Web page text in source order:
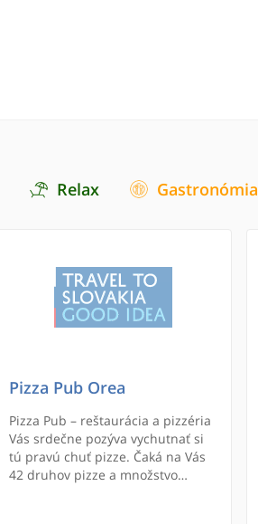
Relax Gastronómia
Pizza Pub Orea
Pizza Pub – reštaurácia a pizzéria
Vás srdečne pozýva vychutnať si
tú pravú chuť pizze. Čaká na Vás
42 druhov pizze a množstvo